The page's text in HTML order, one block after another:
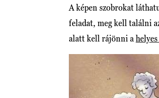
A képen szobrokat
feladat, meg kell találni
alatt kell rájönni a